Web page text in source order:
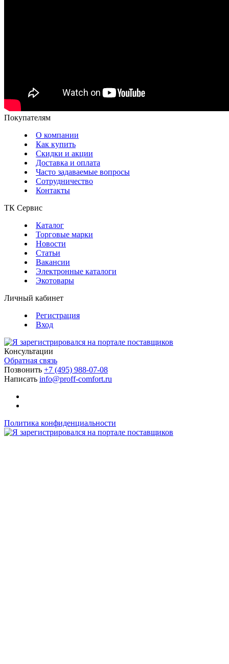
Покупателям
О компании
Как купить
Скидки и акции
Доставка и оплата
Часто задаваемые вопросы
Сотрудничество
Контакты
ТК Сервис
Каталог
Торговые марки
Новости
Статьи
Вакансии
Электронные каталоги
Экотовары
Личный кабинет
Регистрация
Вход
Консультации
Обратная связь
Позвонить +7 (495) 988-07-08
Написать info@proff-comfort.ru
Политика конфиденциальности